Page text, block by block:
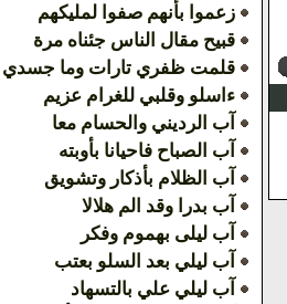
زعموا بأنهم صفوا لمليكهم
قبيح مقال الناس جئناه مرة
قلمت ظفري تارات وما جسدي
ءاسلو وقلبي للغرام عزيم
آب الرديني والحسام معا
آب الصباح فاحيانا بأوبته
آب الظلام بأذكار وتشويق
آب بدرا وقد الم هلالا
آب ليلى بهموم وفكر
آب ليلي بعد السلو بعتب
آب ليلي علي بالتسهاد